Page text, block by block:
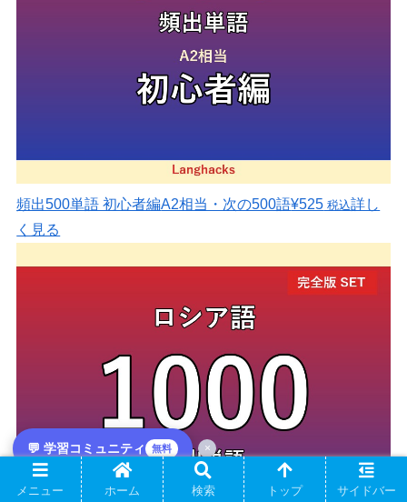
頻出500単語 初心者編A2相当・次の500語¥525 税込詳し
く見る
💬 学習コミュニティ 無料 ×
メニュー ホーム 検索 トップ サイドバー